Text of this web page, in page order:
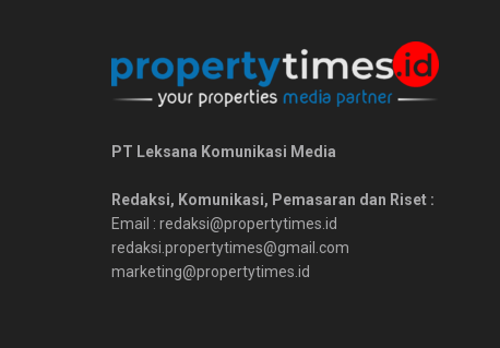
PT Leksana Komunikasi Media
Redaksi, Komunikasi, Pemasaran dan Riset :
Email : redaksi@propertytimes.id
redaksi.propertytimes@gmail.com
marketing@propertytimes.id